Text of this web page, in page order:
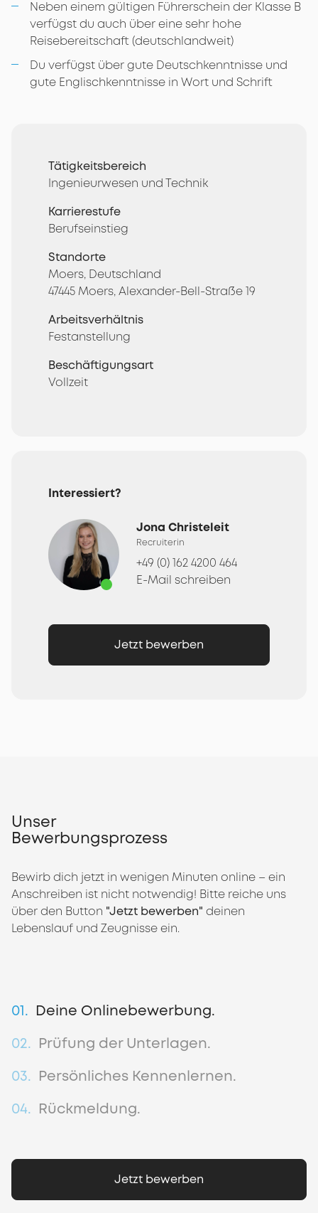
Neben einem gültigen Führerschein der Klasse B
verfügst du auch über eine sehr hohe
Reisebereitschaft (deutschlandweit)
Du verfügst über gute Deutschkenntnisse und
gute Englischkenntnisse in Wort und Schrift
Tätigkeitsbereich
Ingenieurwesen und Technik
Karrierestufe
Berufseinstieg
Standorte
Moers, Deutschland
47445 Moers, Alexander-Bell-Straße 19
Arbeitsverhältnis
Festanstellung
Beschäftigungsart
Vollzeit
Interessiert?
Jona Christeleit
Recruiterin
+49 (0) 162 4200 464
E-Mail schreiben
Jetzt bewerben
Unser
Bewerbungsprozess
Bewirb dich jetzt in wenigen Minuten online – ein
Anschreiben ist nicht notwendig! Bitte reiche uns
über den Button "Jetzt bewerben" deinen
Lebenslauf und Zeugnisse ein.
01. Deine Onlinebewerbung.
02. Prüfung der Unterlagen.
03. Persönliches Kennenlernen.
04. Rückmeldung.
Jetzt bewerben